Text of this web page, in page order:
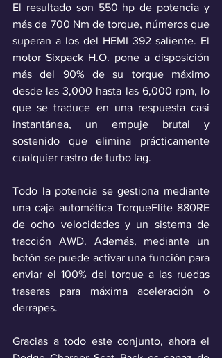
El resultado son 550 hp de potencia y
más de 700 Nm de torque, números que
superan a los del HEMI 392 saliente. El
motor Sixpack H.O. pone a disposición
más del 90% de su torque máximo
desde las 3,000 hasta las 6,000 rpm, lo
que se traduce en una respuesta casi
instantánea, un empuje brutal y
sostenido que elimina prácticamente
cualquier rastro de turbo lag.
Todo la potencia se gestiona mediante
una caja automática TorqueFlite 880RE
de ocho velocidades y un sistema de
tracción AWD. Además, mediante un
botón se puede activar una función para
enviar el 100% del torque a las ruedas
traseras para máxima aceleración o
derrapes.
Gracias a todo este conjunto, ahora el